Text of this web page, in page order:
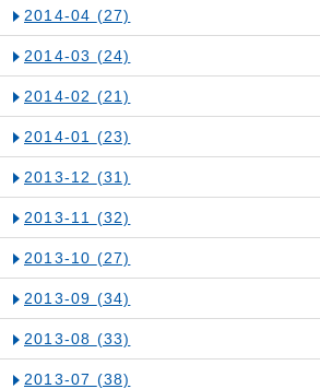
2014-04 (27)
2014-03 (24)
2014-02 (21)
2014-01 (23)
2013-12 (31)
2013-11 (32)
2013-10 (27)
2013-09 (34)
2013-08 (33)
2013-07 (38)